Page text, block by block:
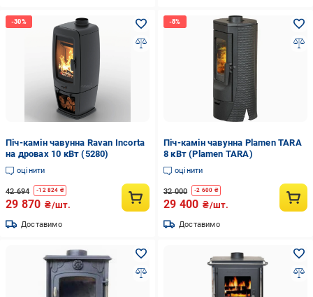
Піч-камін чавунна Ravan Incorta
на дровах 10 кВт (5280)
оцінити
42 694 -12 824 ₴
29 870 ₴/шт.
Доставимо
Піч-камін чавунна Plamen TARA
8 кВт (Plamen TARA)
оцінити
32 000 -2 600 ₴
29 400 ₴/шт.
Доставимо